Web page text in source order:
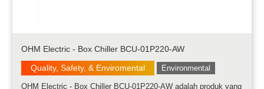
OHM Electric - Box Chiller BCU-01P220-AW
Quality, Safety, & Enviromental
Environmental
OHM Electric - Box Chiller BCU-01P220-AW adalah produk yang